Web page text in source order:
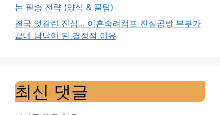
는 필승 전략 (양식 & 꿀팁)
결국 엇갈린 진심… 이혼숙려캠프 진실공방 부부가
끝내 남남이 된 결정적 이유
최신 댓글